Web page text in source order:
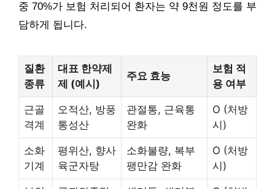
중 70%가 보험 처리되어 환자는 약 9천원 정도를 부
담하게 됩니다.
질환
종류
대표 한약제
제 (예시)
주요 효능
보험 적
용 여부
근골
격계
오적산, 방풍
통성산
관절통, 근육통
완화
O (처방
시)
소화
기계
평위산, 향사
육군자탕
소화불량, 복부
팽만감 완화
O (처방
시)